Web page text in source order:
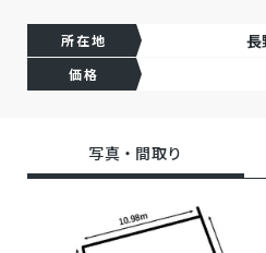
所在地 長
価格
写真・間取り